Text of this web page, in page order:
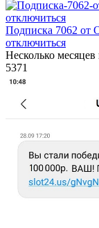
Подписка 7062 от
отключиться
Несколько
5371